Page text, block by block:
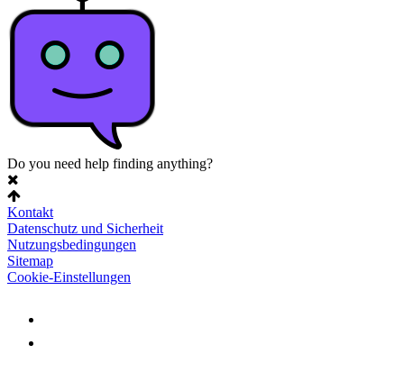
Do you need help finding anything?
Kontakt
Datenschutz und Sicherheit
Nutzungsbedingungen
Sitemap
Cookie-Einstellungen